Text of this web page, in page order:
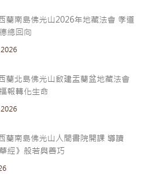
蘭南島佛光山2026年地藏法會 孝道
總回向
蘭北島佛光山啟建盂蘭盆地藏法會
報轉化生命
蘭南島佛光山人間書院開課 導讀
經》般若與善巧